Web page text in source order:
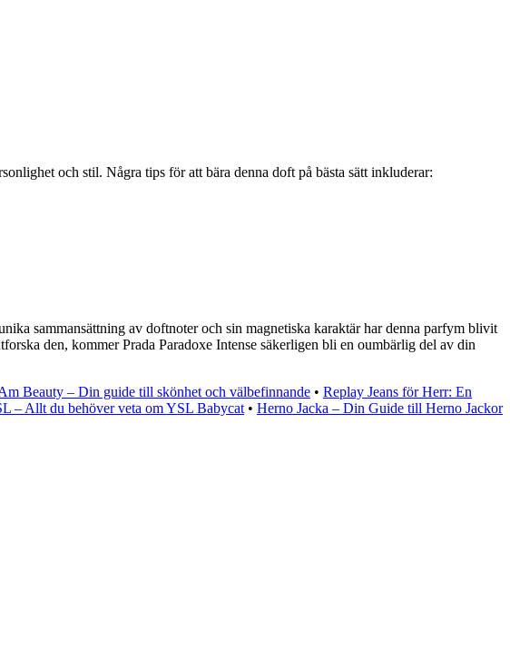
och stil. Några tips för att bära denna doft på bästa sätt inkluderar:
sammansättning av doftnoter och sin magnetiska karaktär har denna parfym blivit
den, kommer Prada Paradoxe Intense säkerligen bli en oumbärlig del av din
Beauty – Din guide till skönhet och välbefinnande • Replay Jeans för Herr: En
– Allt du behöver veta om YSL Babycat• Herno Jacka – Din Guide till Herno Jackor